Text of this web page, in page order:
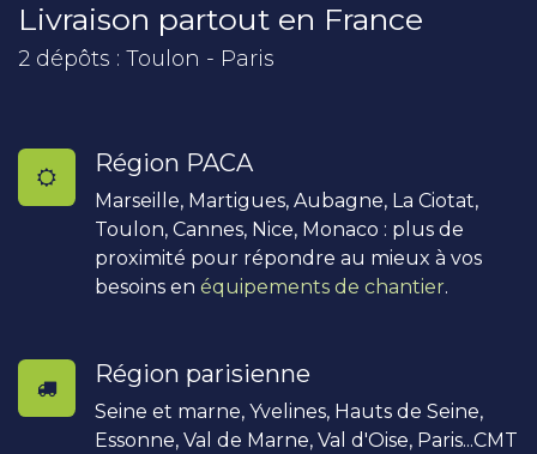
Livraison partout en France
2 dépôts : Toulon - Paris
Région PACA
Marseille, Martigues, Aubagne, La Ciotat,
Toulon, Cannes, Nice, Monaco : plus de
proximité pour répondre au mieux à vos
besoins en équipements de chantier.
Région parisienne
Seine et marne, Yvelines, Hauts de Seine,
Essonne, Val de Marne, Val d'Oise, Paris...CMT